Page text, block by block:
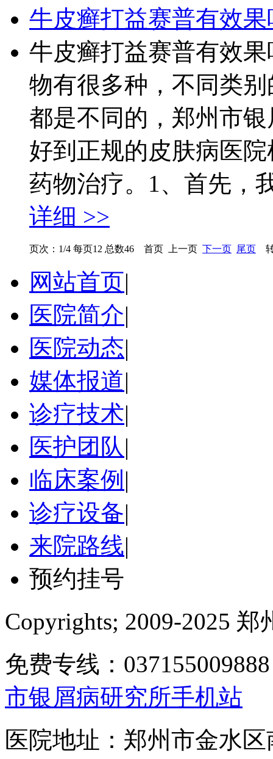
牛皮癣打益赛普有效果
牛皮癣打益赛普有效
物有很多种，不同类
都是不同的，郑州市
好到正规的皮肤病医
药物治疗。1、首先，
详细 >>
页次：1/4 每页12 总数46 首页 上一页 下一页 尾页
网站首页|
医院简介|
医院动态|
媒体报道|
诊疗技术|
医护团队|
临床案例 |
诊疗设备|
来院路线|
预约挂号
Copyrights; 2009-2025
免费专线：
市银屑病研究所手机站
医院地址：郑州市金水